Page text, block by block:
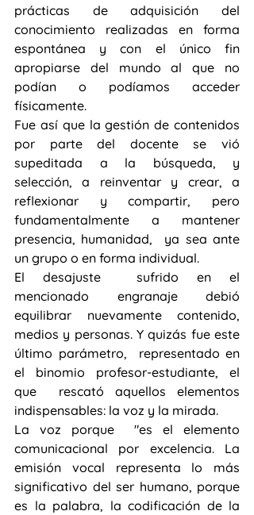
prácticas de adquisición del
conocimiento realizadas en forma
espontánea y con el único fin
apropiarse del mundo al que no
podían o podíamos acceder
físicamente.
Fue así que la gestión de contenidos
por parte del docente se vió
supeditada a la búsqueda, y
selección, a reinventar y crear, a
reflexionar y compartir, pero
fundamentalmente a mantener
presencia, humanidad,  ya sea ante
un grupo o en forma individual.
El desajuste  sufrido en el
mencionado engranaje debió
equilibrar nuevamente contenido,
medios y personas. Y quizás fue este
último parámetro,  representado en
el binomio profesor-estudiante, el
que  rescató aquellos elementos
indispensables: la voz y la mirada.
La voz porque  "es el elemento
comunicacional por excelencia. La
emisión vocal representa lo más
significativo del ser humano, porque
es la palabra, la codificación de la